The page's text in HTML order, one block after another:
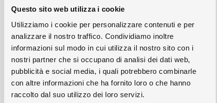
Questo sito web utilizza i cookie
Utilizziamo i cookie per personalizzare contenuti e per
analizzare il nostro traffico. Condividiamo inoltre
informazioni sul modo in cui utilizza il nostro sito con i
nostri partner che si occupano di analisi dei dati web,
pubblicità e social media, i quali potrebbero combinarle
con altre informazioni che ha fornito loro o che hanno
raccolto dal suo utilizzo dei loro servizi.
cartone per poi realizzare Preventivi ed ordini online,
produzione in alta qualitÃ e prezzi competitivi a partire
da una copia. La produzione di espositori in cartone
avviene su richiesta del cliente, gli espositori in cartone
sono prodotti con stampa personalizzata.
Espositore roll upEspositore Avvolgibile, Espositore
Display, I migliori prezzi